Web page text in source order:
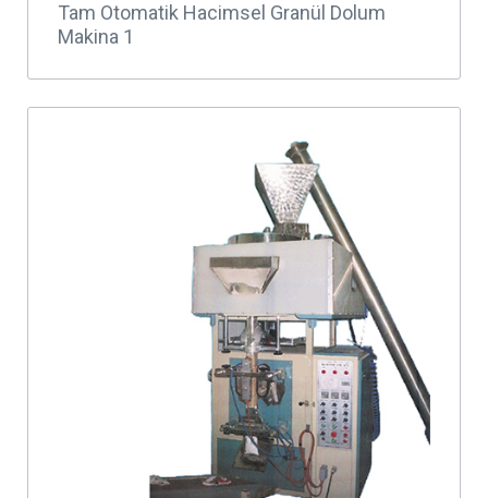
Tam Otomatik Hacimsel Granül Dolum
Makina 1